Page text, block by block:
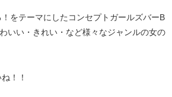
をテーマにしたコンセプトガールズバーB
いい・きれい・など様々なジャンルの女の
！！